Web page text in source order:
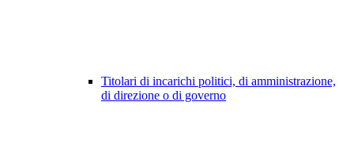
Titolari di incarichi politici, di amministrazione,
di direzione o di governo